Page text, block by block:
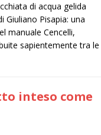
di acqua gelida
Giuliano Pisapia: una
manuale Cencelli,
sapientemente tra le
inteso come